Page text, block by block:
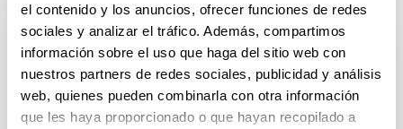
el contenido y los anuncios, ofrecer funciones de redes
sociales y analizar el tráfico. Además, compartimos
información sobre el uso que haga del sitio web con
nuestros partners de redes sociales, publicidad y análisis
web, quienes pueden combinarla con otra información
que les haya proporcionado o que hayan recopilado a